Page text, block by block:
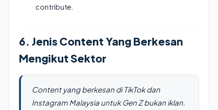
contribute.
6. Jenis Content Yang Berkesan
Mengikut Sektor
Content yang berkesan di TikTok dan
Instagram Malaysia untuk Gen Z bukan iklan.